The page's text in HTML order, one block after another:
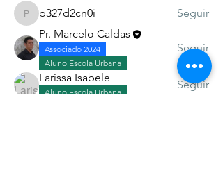
p327d2cn0i
p327d2cn0i
Seguir
Pr. Marcelo Caldas
Associado 2024
Aluno Escola Urbana
Seguir
Larissa Isabele
Aluno Escola Urbana
Seguir